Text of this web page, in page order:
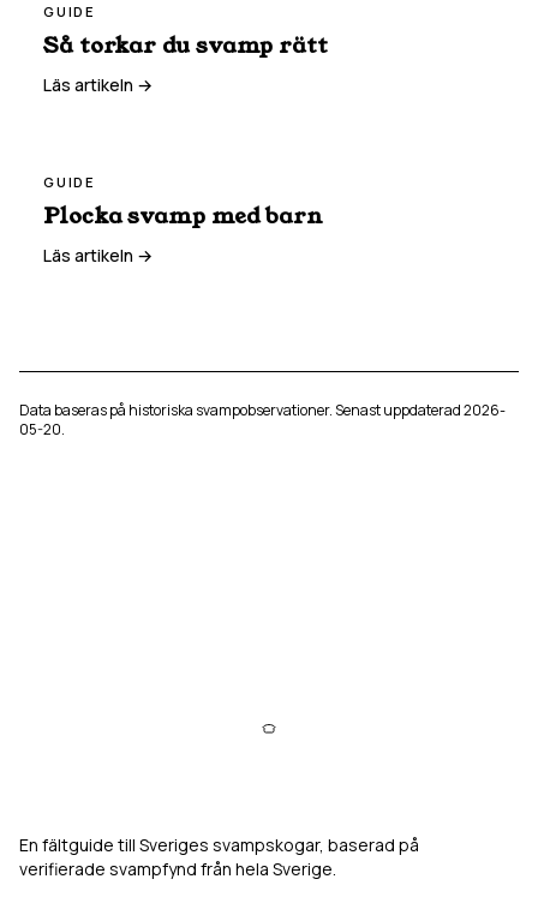
GUIDE
Så torkar du svamp rätt
Läs artikeln →
GUIDE
Plocka svamp med barn
Läs artikeln →
Data baseras på historiska svampobservationer. Senast uppdaterad2026-
05-20.
En fältguide till Sveriges svampskogar, baserad på
verifierade svampfynd från hela Sverige.